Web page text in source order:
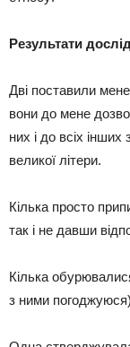
Результати
Дві поставили
вони до мене
них і до всіх
великої літери.
Кілька просто
так і не давши
Кілька
з ними